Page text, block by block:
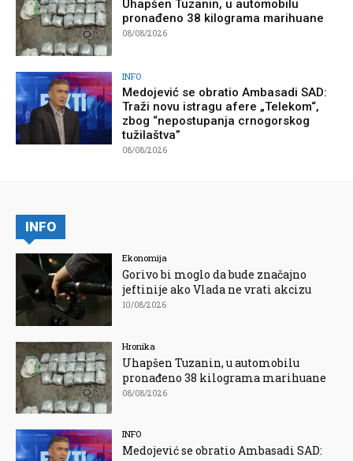
Uhapšen Tuzanin, u automobilu
pronađeno 38 kilograma marihuane
08/08/2026
INFO
Medojević se obratio Ambasadi SAD:
Traži novu istragu afere „Telekom“,
zbog “nepostupanja crnogorskog
tužilaštva”
08/08/2026
INFO
Ekonomija
Gorivo bi moglo da bude značajno
jeftinije ako Vlada ne vrati akcizu
10/08/2026
Hronika
Uhapšen Tuzanin, u automobilu
pronađeno 38 kilograma marihuane
08/08/2026
INFO
Medojević se obratio Ambasadi SAD: